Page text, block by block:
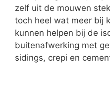
zelf uit de mouwen
toch heel wat meer bij
kunnen helpen bij de
buitenafwerking met
sidings, crepi en